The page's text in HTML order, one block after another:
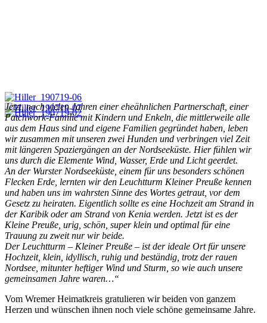
Jetzt, nach vielen Jahren einer eheähnlichen Partnerschaft, einer
Patchwork-Familie mit Kindern und Enkeln, die mittlerweile alle
aus dem Haus sind und eigene Familien gegründet haben, leben
wir zusammen mit unseren zwei Hunden und verbringen viel Zeit
mit längeren Spaziergängen an der Nordseeküste. Hier fühlen wir
uns durch die Elemente Wind, Wasser, Erde und Licht geerdet.
An der Wurster Nordseeküste, einem für uns besonders schönen
Flecken Erde, lernten wir den Leuchtturm Kleiner Preuße kennen
und haben uns im wahrsten Sinne des Wortes getraut, vor dem
Gesetz zu heiraten. Eigentlich sollte es eine Hochzeit am Strand in
der Karibik oder am Strand von Kenia werden. Jetzt ist es der
Kleine Preuße, urig, schön, super klein und optimal für eine
Trauung zu zweit nur wir beide.
Der Leuchtturm – Kleiner Preuße – ist der ideale Ort für unsere
Hochzeit, klein, idyllisch, ruhig und beständig, trotz der rauen
Nordsee, mitunter heftiger Wind und Sturm, so wie auch unsere
gemeinsamen Jahre waren…“
Vom Wremer Heimatkreis gratulieren wir beiden von ganzem
Herzen und wünschen ihnen noch viele schöne gemeinsame Jahre.